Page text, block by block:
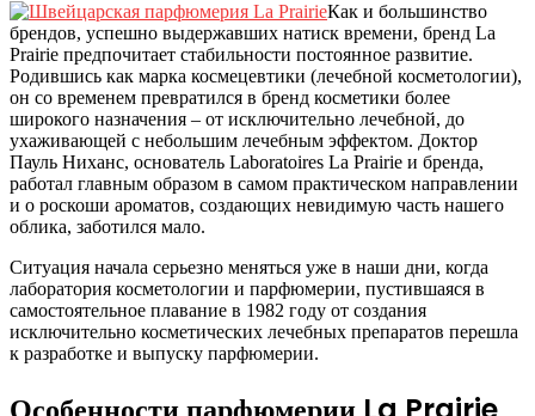
Как и большинство
брендов, успешно выдержавших натиск времени, бренд La
Prairie предпочитает стабильности постоянное развитие.
Родившись как марка космецевтики (лечебной косметологии),
он со временем превратился в бренд косметики более
широкого назначения – от исключительно лечебной, до
ухаживающей с небольшим лечебным эффектом. Доктор
Пауль Ниханс, основатель Laboratoires La Prairie и бренда,
работал главным образом в самом практическом направлении
и о роскоши ароматов, создающих невидимую часть нашего
облика, заботился мало.
Ситуация начала серьезно меняться уже в наши дни, когда
лаборатория косметологии и парфюмерии, пустившаяся в
самостоятельное плавание в 1982 году от создания
исключительно косметических лечебных препаратов перешла
к разработке и выпуску парфюмерии.